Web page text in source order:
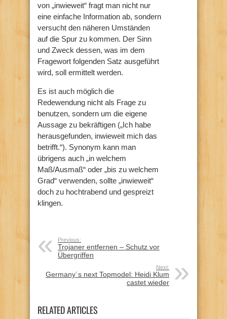
von „inwieweit“ fragt man nicht nur
eine einfache Information ab, sondern
versucht den näheren Umständen
auf die Spur zu kommen. Der Sinn
und Zweck dessen, was im dem
Fragewort folgenden Satz ausgeführt
wird, soll ermittelt werden.
Es ist auch möglich die
Redewendung nicht als Frage zu
benutzen, sondern um die eigene
Aussage zu bekräftigen („Ich habe
herausgefunden, inwieweit mich das
betrifft.“). Synonym kann man
übrigens auch „in welchem
Maß/Ausmaß“ oder „bis zu welchem
Grad“ verwenden, sollte „inwieweit“
doch zu hochtrabend und gespreizt
klingen.
Previous:
Trojaner entfernen – Schutz vor
Übergriffen
Next:
Germany´s next Topmodel: Heidi Klum
castet wieder
RELATED ARTICLES